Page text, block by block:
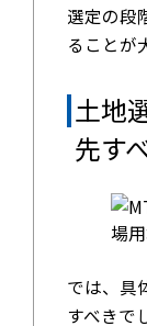
選定の段
ることが
土地
先す
では、具
すべきで